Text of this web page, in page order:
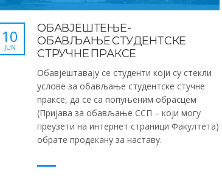
ОБАВЈЕШТЕЊЕ-
ОБАВЉАЊЕ СТУДЕНТСКЕ
СТРУЧНЕ ПРАКСЕ
10
JUN
Обавјештавају се студенти који су стекли
услове за обављање студентске стучне
праксе, да се са попуњеним обрасцем
(Пријава за обављање ССП – који могу
преузети на интернет страници Факултета)
обрате продекану за наставу.